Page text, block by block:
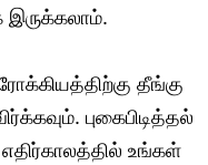
இருக்கலாம்.
தீங்கு
புகைபிடித்தல்
உங்கள்